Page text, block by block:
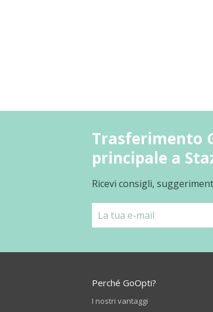
Trasferimento
principale a
Ricevi consigli,
Perché GoOpti?
I nostri vantaggi